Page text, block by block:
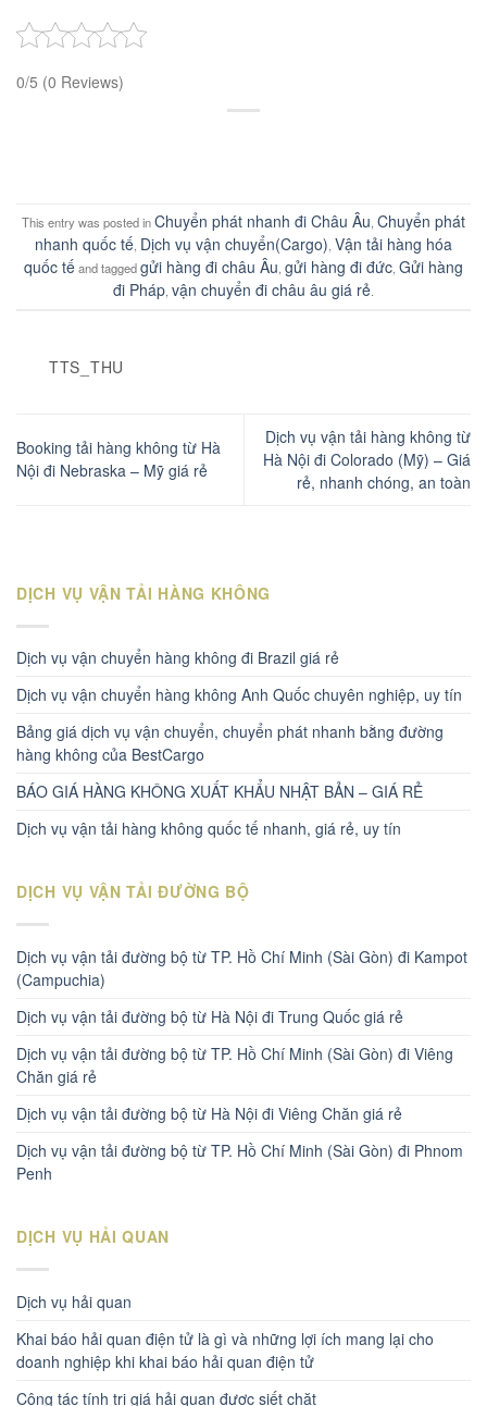
0/5 (0 Reviews)
This entry was posted inChuyển phát nhanh đi Châu Âu, Chuyển phát
nhanh quốc tế, Dịch vụ vận chuyển(Cargo), Vận tải hàng hóa
quốc tếand taggedgửi hàng đi châu Âu, gửi hàng đi đức, Gửi hàng
đi Pháp, vận chuyển đi châu âu giá rẻ.
TTS_THU
Booking tải hàng không từ Hà
Nội đi Nebraska – Mỹ giá rẻ
Dịch vụ vận tải hàng không từ
Hà Nội đi Colorado (Mỹ) – Giá
rẻ, nhanh chóng, an toàn
DỊCH VỤ VẬN TẢI HÀNG KHÔNG
Dịch vụ vận chuyển hàng không đi Brazil giá rẻ
Dịch vụ vận chuyển hàng không Anh Quốc chuyên nghiệp, uy tín
Bảng giá dịch vụ vận chuyển, chuyển phát nhanh bằng đường
hàng không của BestCargo
BÁO GIÁ HÀNG KHÔNG XUẤT KHẨU NHẬT BẢN – GIÁ RẺ
Dịch vụ vận tải hàng không quốc tế nhanh, giá rẻ, uy tín
DỊCH VỤ VẬN TẢI ĐƯỜNG BỘ
Dịch vụ vận tải đường bộ từ TP. Hồ Chí Minh (Sài Gòn) đi Kampot
(Campuchia)
Dịch vụ vận tải đường bộ từ Hà Nội đi Trung Quốc giá rẻ
Dịch vụ vận tải đường bộ từ TP. Hồ Chí Minh (Sài Gòn) đi Viêng
Chăn giá rẻ
Dịch vụ vận tải đường bộ từ Hà Nội đi Viêng Chăn giá rẻ
Dịch vụ vận tải đường bộ từ TP. Hồ Chí Minh (Sài Gòn) đi Phnom
Penh
DỊCH VỤ HẢI QUAN
Dịch vụ hải quan
Khai báo hải quan điện tử là gì và những lợi ích mang lại cho
doanh nghiệp khi khai báo hải quan điện tử
Công tác tính trị giá hải quan được siết chặt